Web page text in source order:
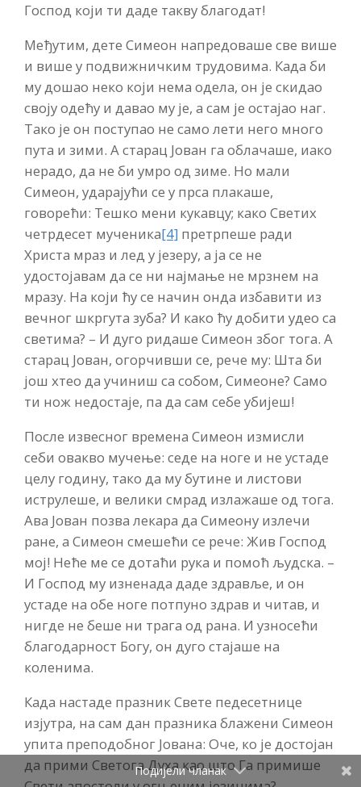
Господ који ти даде такву благодат!
Међутим, дете Симеон напредоваше све више
и више у подвижничким трудовима. Када би
му дошао неко који нема одела, он је скидао
своју одећу и давао му је, а сам је остајао наг.
Тако је он поступао не само лети него много
пута и зими. А старац Јован га облачаше, иако
нерадо, да не би умро од зиме. Но мали
Симеон, ударајући се у прса плакаше,
говорећи: Тешко мени кукавцу; како Светих
четрдесет мученика[4] претрпеше ради
Христа мраз и лед у језеру, а ја се не
удостојавам да се ни најмање не мрзнем на
мразу. На који ћу се начин онда избавити из
вечног шкргута зуба? И како ћу добити удео са
светима? – И дуго ридаше Симеон због тога. А
старац Јован, огорчивши се, рече му: Шта би
још хтео да учиниш са собом, Симеоне? Само
ти нож недостаје, па да сам себе убијеш!
После извесног времена Симеон измисли
себи овакво мучење: седе на ноге и не устаде
целу годину, тако да му бутине и листови
иструлеше, и велики смрад излажаше од тога.
Ава Јован позва лекара да Симеону излечи
ране, а Симеон смешећи се рече: Жив Господ
мој! Неће ме се дотаћи рука и помоћ људска. –
И Господ му изненада даде здравље, и он
устаде на обе ноге потпуно здрав и читав, и
нигде не беше ни трага од рана. И узносећи
благодарност Богу, он дуго стајаше на
коленима.
Када настаде празник Свете педесетнице
изјутра, на сам дан празника блажени Симеон
упита преподобног Јована: Оче, ко је достојан
да прими Светога Духа као што Га примише
Подијели чланак